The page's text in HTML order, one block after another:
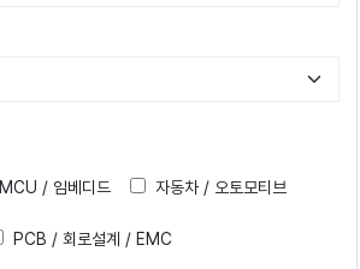
MCU / 임베디드 자동차 / 오토모티브
PCB / 회로설계 / EMC